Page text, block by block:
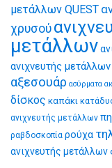
μετάλλων QUEST
χρυσού
μετάλλων
ανιχνευτής
αξεσουάρ ασύρματα
δίσκος καπάκι
ανιχνευτής μετάλλων
ραβδοσκοπία ρούχα
ανιχνευτής μετάλλων